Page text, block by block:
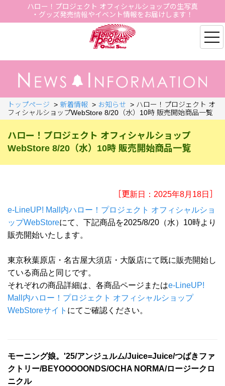
ハロー！プロジェクト オフィシャルショップの生写真
・グッズ発売情報やイベント情報をお届けします！
Hello Project Official
トップページ > 新着情報 > お知らせ > ハロー！プロジェクト オ
フィシャルショップWebStore 8/20（水）10時 販売開始商品一覧
ハロー！プロジェクト オフィシャルショップ
WebStore 8/20（水）10時 販売開始商品一覧
［更新日：2025年8月18日］
e-LineUP! Mall内ハロー！プロジェクト オフィシャルショ
ップWebStoreにて、下記商品を2025/8/20（水）10時より
販売開始いたします。
東京秋葉原店・名古屋大須店・大阪店にて既に販売開始し
ている商品と同じです。
それぞれの商品詳細は、各商品ページまたはe-LineUP!
Mall内ハロー！プロジェクト オフィシャルショップ
WebStoreサイト にてご確認ください。
モーニング娘。'25/アンジュルム/Juice=Juice/つばきファ
クトリー/BEYOOOOONDS/OCHA NORMA/ロージークロ
ニクル